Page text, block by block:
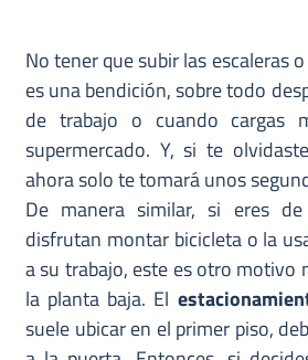
No tener que subir las escaleras
es una bendición, sobre todo
de trabajo o cuando cargas
supermercado. Y, si te
ahora solo te tomará unos
De manera similar, si eres
disfrutan montar bicicleta o la
a su trabajo, este es otro motivo
la planta baja. El
suele ubicar en el primer piso,